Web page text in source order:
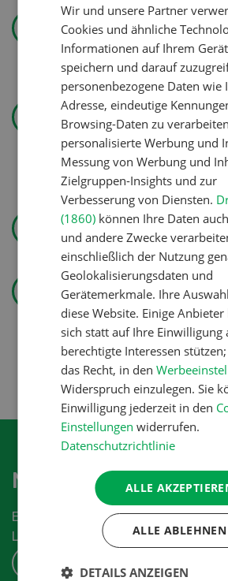
Landtechnik
Solomix
Betriebsführung
Kein Dauergarten
Bewilligung
Wasser effizienter
Landtechnik
«Ich mag ebenso
Pflanzenbau wie die
Tierproduktion»
Newsletter
Erhalten Sie die aktuellen News aus
Landwirtschaftsbranche.
Wir und unsere Partner
Cookies und ähnliche
Informationen auf Ihrem
speichern und darauf
personenbezogene Daten wie
Adresse, eindeutige
Browsing-Daten zu
personalisierte Werbung und
Messung von Werbung und
Zielgruppen-Insights und zur
Verbesserung von Diensten.
(1860) können Ihre Daten
und andere Zwecke
einschließlich der Nutzung
Geolokalisierungsdaten und
Gerätemerkmale. Ihre
diese Website. Einige
sich statt auf Ihre Einwilligung
berechtigte Interessen
das Recht, in den
Widerspruch einzulegen. Sie
Einwilligung jederzeit in den
Einstellungen widerrufen.
Datenschutzrichtlinie
ALLE
ALLE ABLEHNEN
DETAILS ANZEIGEN